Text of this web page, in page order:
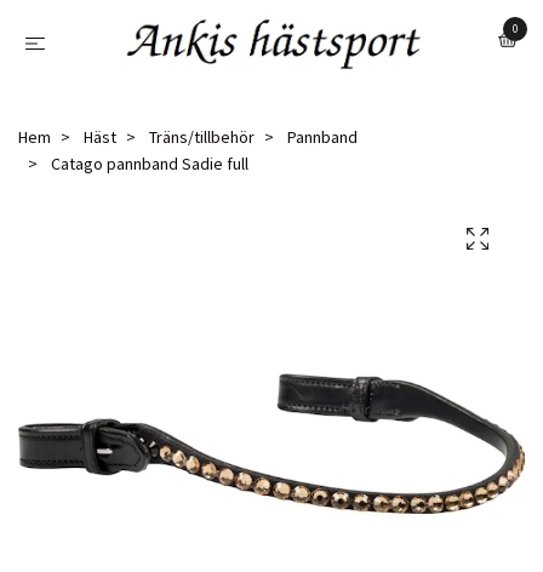
0
Hem Häst Träns/tillbehör
Pannband
Catago pannband Sadie full